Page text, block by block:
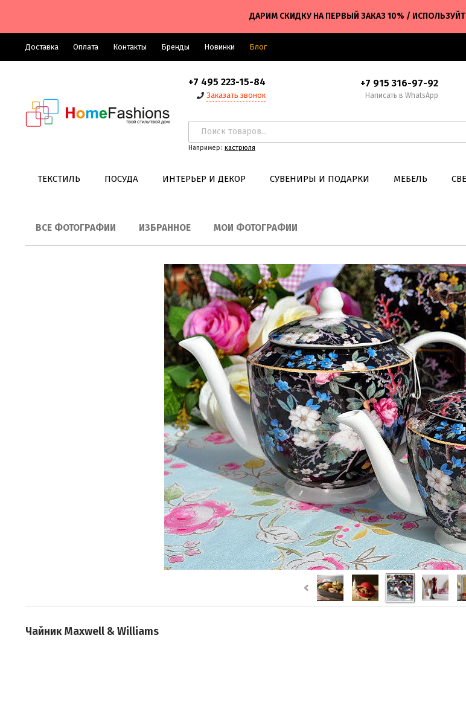
ДАРИМ СКИДКУ НА ПЕРВЫЙ ЗАКАЗ 10% /
Доставка Оплата Контакты Бренды Новинки Блог
+7 495 223-15-84
Заказать звонок
+7 915 316-97-92
Написать в WhatsApp
Например: кастрюля
ТЕКСТИЛЬ ПОСУДА ИНТЕРЬЕР И ДЕКОР СУВЕНИРЫ И ПОДАРКИ МЕБЕЛЬ
ВСЕ ФОТОГРАФИИ ИЗБРАННОЕ МОИ ФОТОГРАФИИ
Чайник Maxwell & Williams